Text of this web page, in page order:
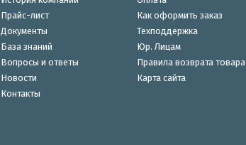
Прайс-лист
Документы
База знаний
Вопросы и ответы
Новости
Контакты
Как оформить заказ
Техподдержка
Юр. Лицам
Правила возврата товара
Карта сайта